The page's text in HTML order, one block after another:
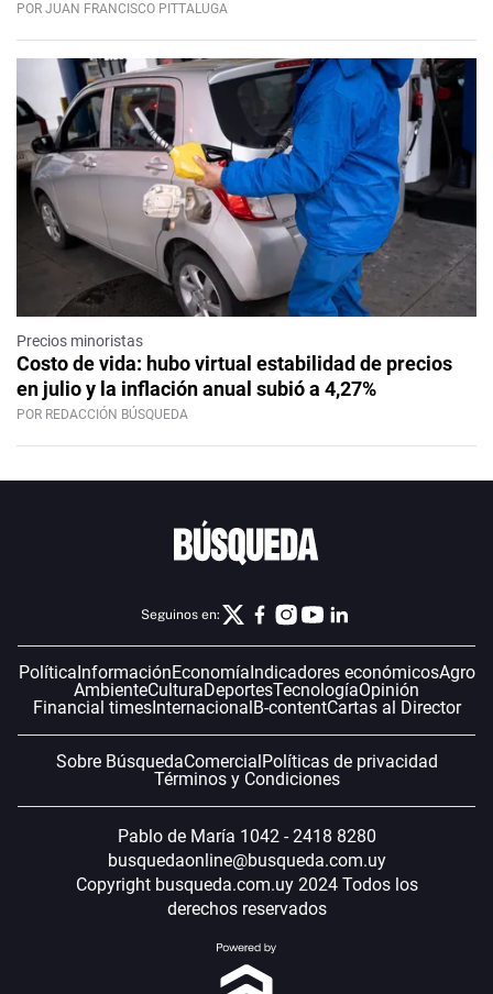
POR JUAN FRANCISCO PITTALUGA
Precios minoristas
Costo de vida: hubo virtual estabilidad de precios
en julio y la inflación anual subió a 4,27%
POR REDACCIÓN BÚSQUEDA
Seguinos en:
PolíticaInformaciónEconomíaIndicadores económicosAgro
AmbienteCulturaDeportesTecnologíaOpinión
Financial timesInternacionalB-contentCartas al Director
Sobre BúsquedaComercialPolíticas de privacidad
Términos y Condiciones
Pablo de María 1042 - 2418 8280
busquedaonline@busqueda.com.uy
Copyright busqueda.com.uy 2024 Todos los
derechos reservados